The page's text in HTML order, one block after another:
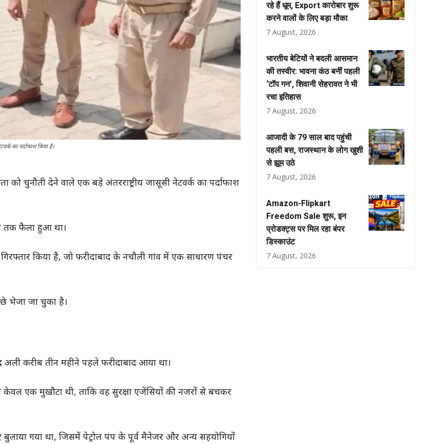
का पर्दाफाश किया है।
चुनौती देने वाले एक बड़े अंतरराष्ट्रीय जासूसी नेटवर्क का पर्दाफाश
तक फैला हुआ था।
किया है, जो फरीदाबाद के नचौली गांव में एक साधारण पंचर
भेजा जा चुका है।
करीब तीन महीने पहले फरीदाबाद आया था।
एक मुखौटा थी, ताकि वह सुरक्षा एजेंसियों की नजरों से बचकर
गया था, जिसमें पेट्रोल पंप के पूर्व मैनेजर और अन्य सहयोगियों
रहे हैं धूम, Export कारोबार शुरू
करने वालों के लिए बड़ा मौका
7 August, 2026
भारतीय बेटियों ने बदली आसमान
की तस्वीर: भावना कंठ बनीं पहली
‘टॉप गन’, शिवानी सेहरावत ने भी
रचा इतिहास
7 August, 2026
आजादी के 79 साल बाद पहुंची
पहली बस, राजस्थान के लोग खुशी
से झूम उठे
7 August, 2026
Amazon-Flipkart
Freedom Sale शुरू, इन
प्रोडक्ट्स पर मिल रहा बंपर
डिस्काउंट
7 August, 2026